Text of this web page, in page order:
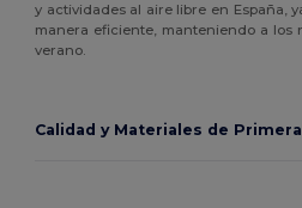
y actividades al aire libre en España,
manera eficiente, manteniendo a los
verano.
Calidad y Materiales de Primera